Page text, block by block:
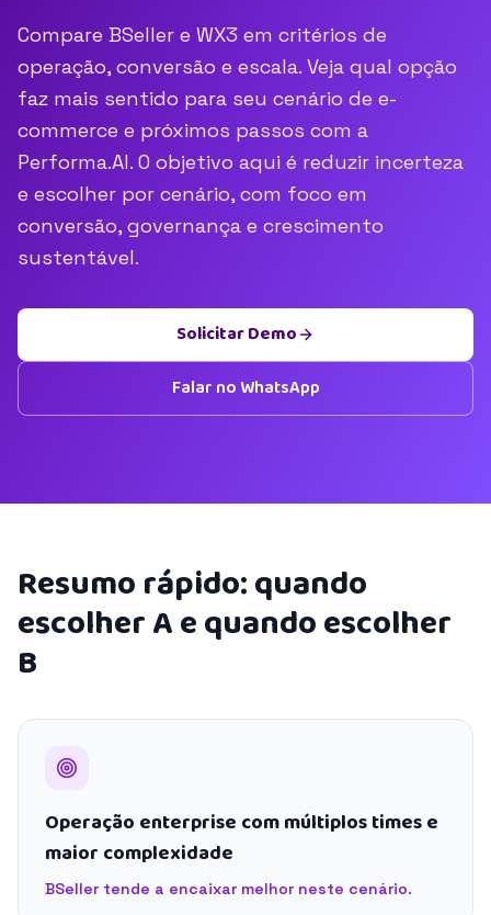
Compare BSeller e WX3 em critérios de
operação, conversão e escala. Veja qual opção
faz mais sentido para seu cenário de e-
commerce e próximos passos com a
Performa.AI. O objetivo aqui é reduzir incerteza
e escolher por cenário, com foco em
conversão, governança e crescimento
sustentável.
Solicitar Demo
Falar no WhatsApp
Resumo rápido: quando
escolher A e quando escolher
B
Operação enterprise com múltiplos times e
maior complexidade
BSeller tende a encaixar melhor neste cenário.